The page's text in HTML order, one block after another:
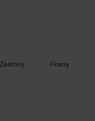
Zasłony Firany